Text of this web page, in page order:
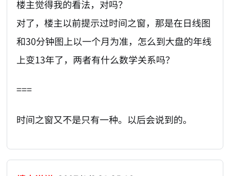
楼主觉得我的看法，对吗？
对了，楼主以前提示过时间之窗，那是在日线图
和30分钟图上以一个月为准，怎么到大盘的年线
上变13年了，两者有什么数学关系吗？
===
时间之窗又不是只有一种。以后会说到的。